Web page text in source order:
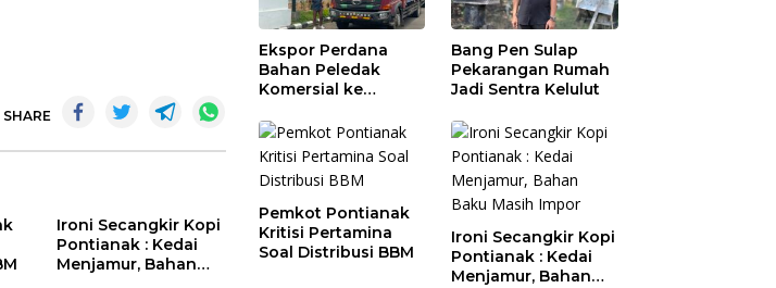
SHARE
Ironi Secangkir Kopi
Pontianak : Kedai
Menjamur, Bahan
Ekspor Perdana
Bahan Peledak
Komersial ke
PLBN Entikong
Bang Pen Sulap
Pekarangan Rumah
Jadi Sentra Kelulut
Pemkot Pontianak
Kritisi Pertamina
Soal Distribusi BBM
Ironi Secangkir Kopi
Pontianak : Kedai
Menjamur, Bahan